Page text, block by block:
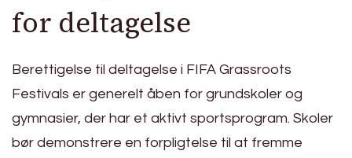
for deltagelse
Berettigelse til deltagelse i FIFA Grassroots
Festivals er generelt åben for grundskoler og
gymnasier, der har et aktivt sportsprogram. Skoler
bør demonstrere en forpligtelse til at fremme